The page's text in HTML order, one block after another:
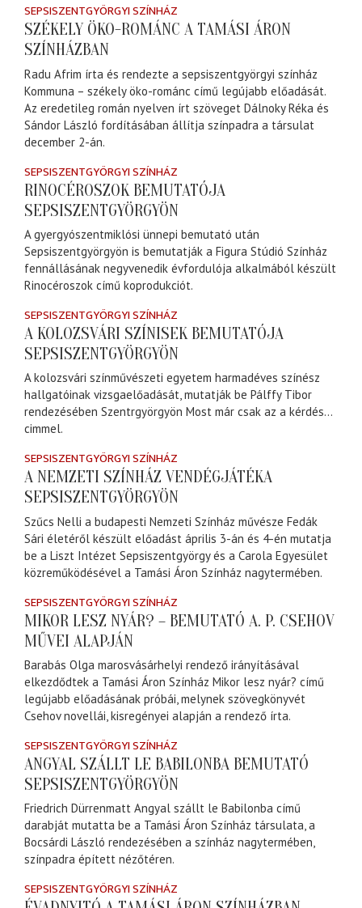
SEPSISZENTGYÖRGYI SZÍNHÁZ
SZÉKELY ÖKO-ROMÁNC A TAMÁSI ÁRON
SZÍNHÁZBAN
Radu Afrim írta és rendezte a sepsiszentgyörgyi színház
Kommuna – székely öko-románc című legújabb előadását.
Az eredetileg román nyelven írt szöveget Dálnoky Réka és
Sándor László fordításában állítja színpadra a társulat
december 2-án.
SEPSISZENTGYÖRGYI SZÍNHÁZ
RINOCÉROSZOK BEMUTATÓJA
SEPSISZENTGYÖRGYÖN
A gyergyószentmiklósi ünnepi bemutató után
Sepsiszentgyörgyön is bemutatják a Figura Stúdió Színház
fennállásának negyvenedik évfordulója alkalmából készült
Rinocéroszok című koprodukciót.
SEPSISZENTGYÖRGYI SZÍNHÁZ
A KOLOZSVÁRI SZÍNISEK BEMUTATÓJA
SEPSISZENTGYÖRGYÖN
A kolozsvári színművészeti egyetem harmadéves színész
hallgatóinak vizsgaelőadását, mutatják be Pálffy Tibor
rendezésében Szentrgyörgyön Most már csak az a kérdés…
cimmel.
SEPSISZENTGYÖRGYI SZÍNHÁZ
A NEMZETI SZÍNHÁZ VENDÉGJÁTÉKA
SEPSISZENTGYÖRGYÖN
Szűcs Nelli a budapesti Nemzeti Színház művésze Fedák
Sári életéről készült előadást április 3-án és 4-én mutatja
be a Liszt Intézet Sepsiszentgyörgy és a Carola Egyesület
közreműködésével a Tamási Áron Színház nagytermében.
SEPSISZENTGYÖRGYI SZÍNHÁZ
MIKOR LESZ NYÁR? – BEMUTATÓ A. P. CSEHOV
MŰVEI ALAPJÁN
Barabás Olga marosvásárhelyi rendező irányításával
elkezdődtek a Tamási Áron Színház Mikor lesz nyár? című
legújabb előadásának próbái, melynek szövegkönyvét
Csehov novellái, kisregényei alapján a rendező írta.
SEPSISZENTGYÖRGYI SZÍNHÁZ
ANGYAL SZÁLLT LE BABILONBA BEMUTATÓ
SEPSISZENTGYÖRGYÖN
Friedrich Dürrenmatt Angyal szállt le Babilonba című
darabját mutatta be a Tamási Áron Színház társulata, a
Bocsárdi László rendezésében a színház nagytermében,
színpadra épített nézőtéren.
SEPSISZENTGYÖRGYI SZÍNHÁZ